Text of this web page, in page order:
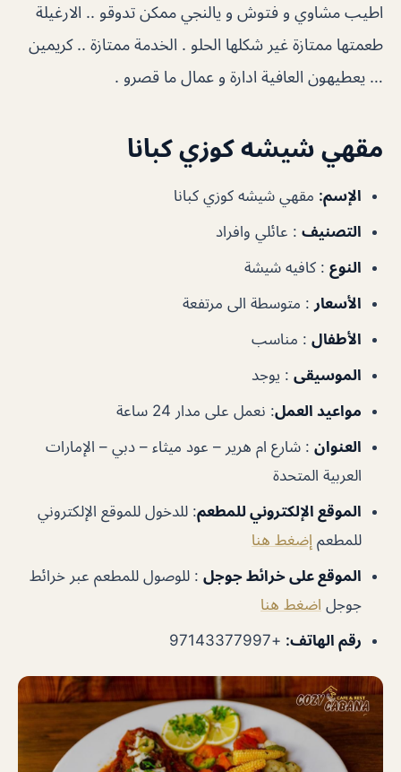
اطيب مشاوي و فتوش و يالنجي ممكن تدوقو .. الارغيلة
طعمتها ممتازة غير شكلها الحلو . الخدمة ممتازة .. كريمين
… يعطيهون العافية ادارة و عمال ما قصرو .
مقهي شيشه كوزي كبانا
الإسم: مقهي شيشه كوزي كبانا
التصنيف : عائلي وافراد
النوع : كافيه شيشة
الأسعار : متوسطة الى مرتفعة
الأطفال : مناسب
الموسيقى : يوجد
مواعيد العمل: نعمل على مدار 24 ساعة
العنوان : شارع ام هرير – عود ميثاء – دبي – الإمارات
العربية المتحدة
الموقع الإلكتروني للمطعم: للدخول للموقع الإلكتروني
للمطعم إضغط هنا
الموقع على خرائط جوجل : للوصول للمطعم عبر خرائط
جوجل اضغط هنا
رقم الهاتف: +97143377997